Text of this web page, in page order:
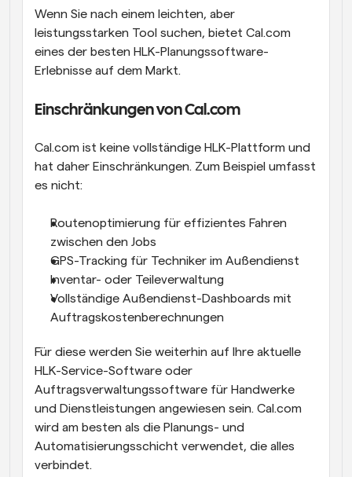
Wenn Sie nach einem leichten, aber
leistungsstarken Tool suchen, bietet Cal.com
eines der besten HLK-Planungssoftware-
Erlebnisse auf dem Markt.
Einschränkungen von Cal.com
Cal.com ist keine vollständige HLK-Plattform und
hat daher Einschränkungen. Zum Beispiel umfasst
es nicht:
Routenoptimierung für effizientes Fahren
zwischen den Jobs
GPS-Tracking für Techniker im Außendienst
Inventar- oder Teileverwaltung
Vollständige Außendienst-Dashboards mit
Auftragskostenberechnungen
Für diese werden Sie weiterhin auf Ihre aktuelle
HLK-Service-Software oder
Auftragsverwaltungssoftware für Handwerke
und Dienstleistungen angewiesen sein. Cal.com
wird am besten als die Planungs- und
Automatisierungsschicht verwendet, die alles
verbindet.